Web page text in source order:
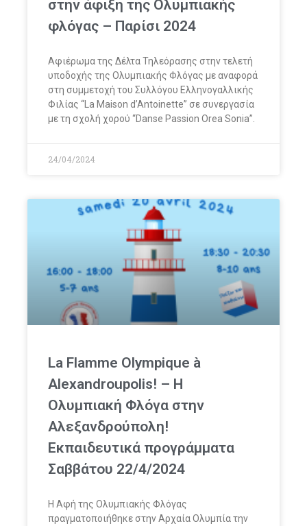
στην άφιξη της Ολυμπιακής
φλόγας – Παρίσι 2024
Αφιέρωμα της Δέλτα Τηλεόρασης στην τελετή
υποδοχής της Ολυμπιακής Φλόγας με αναφορά
στη συμμετοχή του Συλλόγου Ελληνογαλλικής
Φιλίας “La Maison d’Antoinette” σε συνεργασία
με τη σχολή χορού “Danse Passion Orea Sonia”.
24/04/2024
La Flamme Olympique à
Alexandroupolis! – Η
Ολυμπιακή Φλόγα στην
Αλεξανδρούπολη!
Εκπαιδευτικά προγράμματα
Σαββάτου 22/4/2024
Η Αφή της Ολυμπιακής Φλόγας
πραγματοποιήθηκε στην Αρχαία Ολυμπία την